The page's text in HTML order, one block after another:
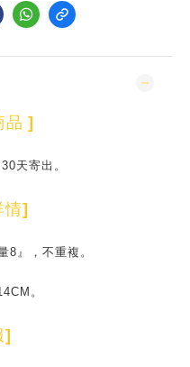
品 ]
天寄出。
情]
8』，不重複。
。
]